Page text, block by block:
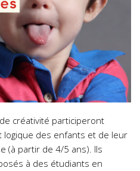
créativité participeront
logique des enfants et de leur
(à partir de 4/5 ans). Ils
à des étudiants en